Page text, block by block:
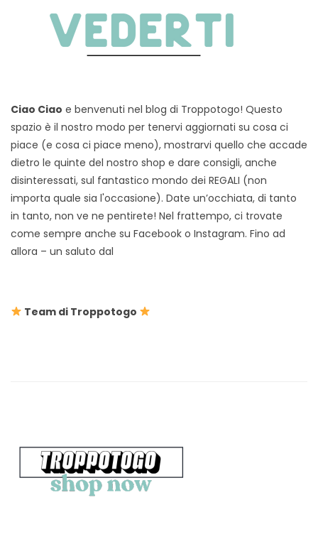
Ciao Ciao e benvenuti nel blog di Troppotogo! Questo
spazio è il nostro modo per tenervi aggiornati su cosa ci
piace (e cosa ci piace meno), mostrarvi quello che accade
dietro le quinte del nostro shop e dare consigli, anche
disinteressati, sul fantastico mondo dei REGALI (non
importa quale sia l'occasione). Date un’occhiata, di tanto
in tanto, non ve ne pentirete! Nel frattempo, ci trovate
come sempre anche su Facebook o Instagram. Fino ad
allora – un saluto dal
Team di Troppotogo